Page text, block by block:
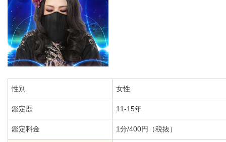
性別 女性
鑑定歴 11-15年
鑑定料金 1分/400円（税抜）